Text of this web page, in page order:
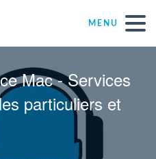
MENU
Dépannages
toutes marques
Mac - Services
particuliers et